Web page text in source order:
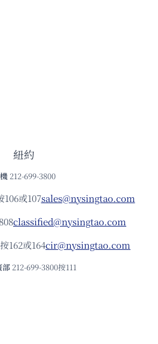
紐約
212-699-3800
106或107sales@nysingtao.com
classified@nysingtao.com
162或164cir@nysingtao.com
部 212-699-3800按111